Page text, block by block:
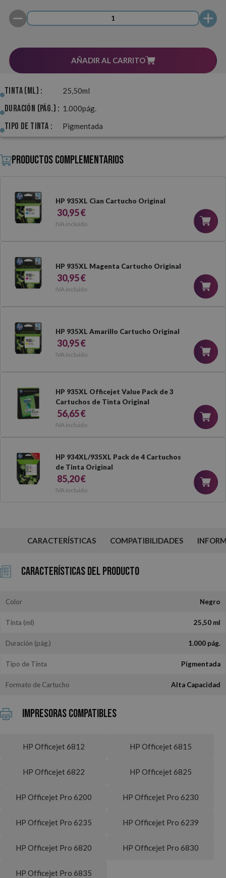
AÑADIR AL CARRITO
Tinta (ml) : 25,50ml
Duración (pág.) : 1.000pág.
Tipo de Tinta : Pigmentada
Productos complementarios
HP 935XL Cian Cartucho Original
30,95 €
IVA incluido
HP 935XL Magenta Cartucho Original
30,95 €
IVA incluido
HP 935XL Amarillo Cartucho Original
30,95 €
IVA incluido
HP 935XL Officejet Value Pack de 3
Cartuchos de Tinta Original
56,65 €
IVA incluido
HP 934XL/935XL Pack de 4 Cartuchos
de Tinta Original
85,20 €
IVA incluido
CARACTERÍSTICAS COMPATIBILIDADES
Características del Producto
Color Negro
Tinta (ml) 25,50 ml
Duración (pág.) 1.000 pág.
Tipo de Tinta Pigmentada
Formato de Cartucho Alta Capacidad
Impresoras Compatibles
HP Officejet 6812 HP Officejet 6815
HP Officejet 6822 HP Officejet 6825
HP Officejet Pro 6200 HP Officejet Pro 6230
HP Officejet Pro 6235 HP Officejet Pro 6239
HP Officejet Pro 6820 HP Officejet Pro 6830
HP Officejet Pro 6835